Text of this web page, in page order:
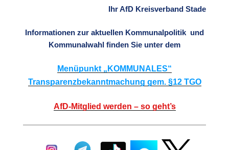
Ihr AfD Kreisverband Stade
Informationen zur aktuellen Kommunalpolitik und
Kommunalwahl finden Sie unter dem
Menüpunkt „KOMMUNALES“
Transparenzbekanntmachung gem. §12 TGO
AfD-Mitglied werden – so geht’s